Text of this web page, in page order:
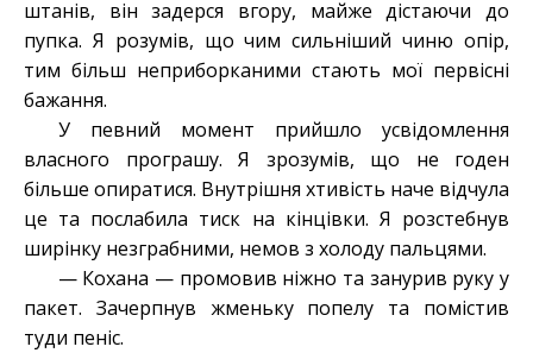
штанів, він задерся вгору, майже дістаючи до
пупка. Я розумів, що чим сильніший чиню опір,
тим більш неприборканими стають мої первісні
бажання.
У певний момент прийшло усвідомлення
власного програшу. Я зрозумів, що не годен
більше опиратися. Внутрішня хтивість наче відчула
це та послабила тиск на кінцівки. Я розстебнув
ширінку незграбними, немов з холоду пальцями.
— Кохана — промовив ніжно та занурив руку у
пакет. Зачерпнув жменьку попелу та помістив
туди пеніс.